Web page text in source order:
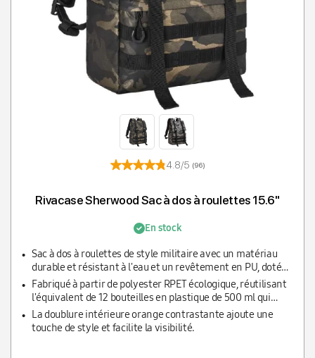
4.8/5 (96)
Rivacase Sherwood Sac à dos à roulettes 15.6"
En stock
Sac à dos à roulettes de style militaire avec un matériau
durable et résistant à l'eau et un revêtement en PU, doté
d'une sangle MOLLE pour le style et la fonctionnalité.
Fabriqué à partir de polyester RPET écologique, réutilisant
l'équivalent de 12 bouteilles en plastique de 500 ml qui
finiraient autrement dans les décharges ou les océans.
La doublure intérieure orange contrastante ajoute une
touche de style et facilite la visibilité.